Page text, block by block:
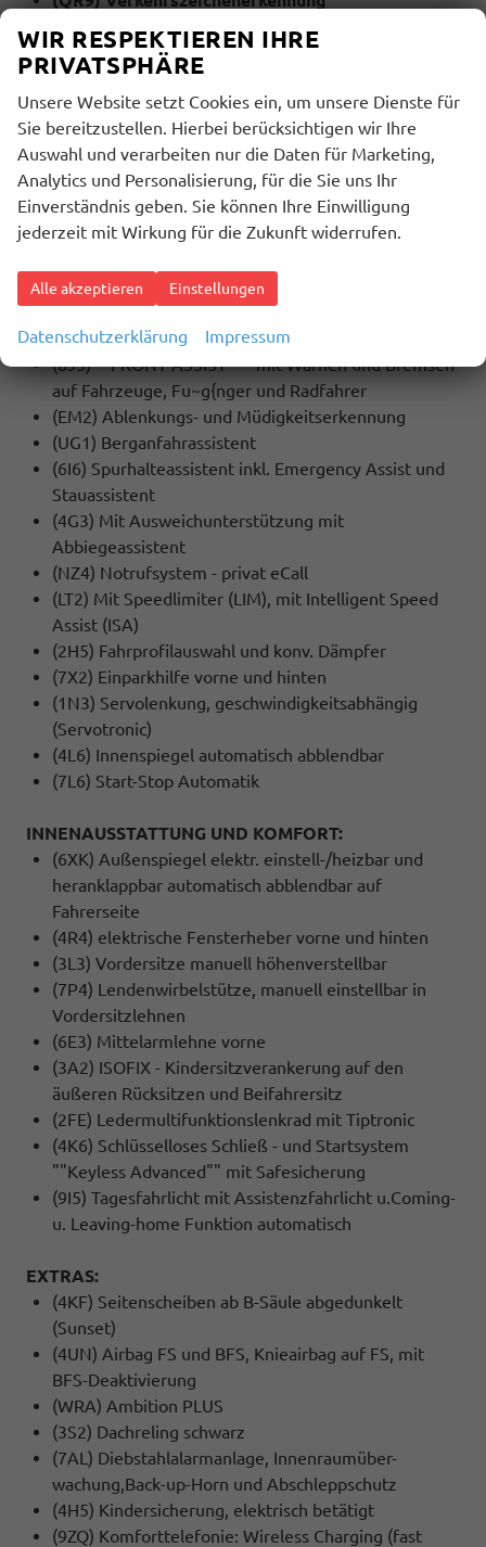
(4A3) Sitzheizung für Vordersitze
(4E6) Komfortöffnung mit elektrischer
Heckklappenbedienung (Virtuelles Pedal)
MULTIMEDIA UND KOMMUNIKATION:
(9WJ) Wired & Wireless Smart Link+ (Navigation
über App Connect möglich (kompatibles
Smartphone erforderlich))
(QH1) Sprachsteuerung
SICHERHEIT:
(8J3) ""FRONT ASSIST"" - mit Warnen und Bremsen
auf Fahrzeuge, Fu~g{nger und Radfahrer
(EM2) Ablenkungs- und Müdigkeitserkennung
(UG1) Berganfahrassistent
(6I6) Spurhalteassistent inkl. Emergency Assist und
Stauassistent
(4G3) Mit Ausweichunterstützung mit
Abbiegeassistent
(NZ4) Notrufsystem - privat eCall
(LT2) Mit Speedlimiter (LIM), mit Intelligent Speed
Assist (ISA)
(2H5) Fahrprofilauswahl und konv. Dämpfer
(7X2) Einparkhilfe vorne und hinten
(1N3) Servolenkung, geschwindigkeitsabhängig
(Servotronic)
(4L6) Innenspiegel automatisch abblendbar
(7L6) Start-Stop Automatik
INNENAUSSTATTUNG UND KOMFORT:
(6XK) Außenspiegel elektr. einstell-/heizbar und
heranklappbar automatisch abblendbar auf
Fahrerseite
(4R4) elektrische Fensterheber vorne und hinten
(3L3) Vordersitze manuell höhenverstellbar
(7P4) Lendenwirbelstütze, manuell einstellbar in
Vordersitzlehnen
(6E3) Mittelarmlehne vorne
(3A2) ISOFIX - Kindersitzverankerung auf den
äußeren Rücksitzen und Beifahrersitz
(2FE) Ledermultifunktionslenkrad mit Tiptronic
(4K6) Schlüsselloses Schließ - und Startsystem
""Keyless Advanced"" mit Safesicherung
(9I5) Tagesfahrlicht mit Assistenzfahrlicht u.Coming-
u. Leaving-home Funktion automatisch
EXTRAS:
(4KF) Seitenscheiben ab B-Säule abgedunkelt
(Sunset)
(4UN) Airbag FS und BFS, Knieairbag auf FS, mit
BFS-Deaktivierung
(WRA) Ambition PLUS
(3S2) Dachreling schwarz
(7AL) Diebstahlalarmanlage, Innenraumüber-
wachung,Back-up-Horn und Abschleppschutz
(4H5) Kindersicherung, elektrisch betätigt
(9ZQ) Komforttelefonie: Wireless Charging (fast
WIR RESPEKTIEREN IHRE
PRIVATSPHÄRE
Unsere Website setzt Cookies ein, um unsere Dienste für
Sie bereitzustellen. Hierbei berücksichtigen wir Ihre
Auswahl und verarbeiten nur die Daten für Marketing,
Analytics und Personalisierung, für die Sie uns Ihr
Einverständnis geben. Sie können Ihre Einwilligung
jederzeit mit Wirkung für die Zukunft widerrufen.
Alle akzeptieren Einstellungen
Datenschutzerklärung Impressum